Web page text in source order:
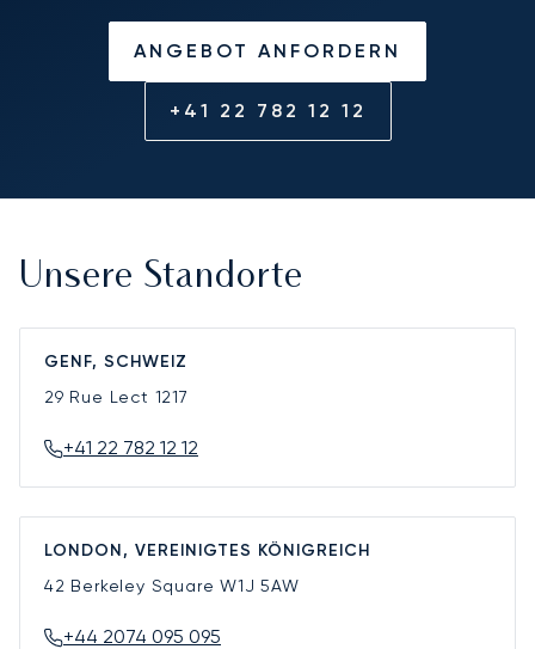
ANGEBOT ANFORDERN
+41 22 782 12 12
Unsere Standorte
GENF, SCHWEIZ
29 Rue Lect 1217
+41 22 782 12 12
LONDON, VEREINIGTES KÖNIGREICH
42 Berkeley SquareW1J 5AW
+44 2074 095 095